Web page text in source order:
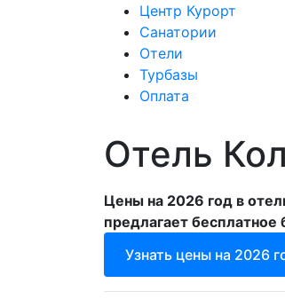
Центр Курорт
Санатории
Отели
Турбазы
Оплата
Отель
Цены на 2026 год в
предлагает
Узнать цены на 2026